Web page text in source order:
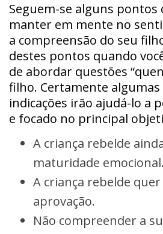
Seguem-se alguns pontos
manter em mente no
a compreensão do seu
destes pontos quando
de abordar questões
filho. Certamente algumas
indicações irão ajudá-lo a
e focado no principal
A criança rebelde
maturidade emocional.
A criança rebelde
aprovação.
Não compreender a